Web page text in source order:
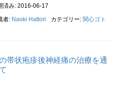
済み: 2016-06-17
者: Naoki Hattori カテゴリー:関心ゴト
帯状疱疹後神経痛の治療を通